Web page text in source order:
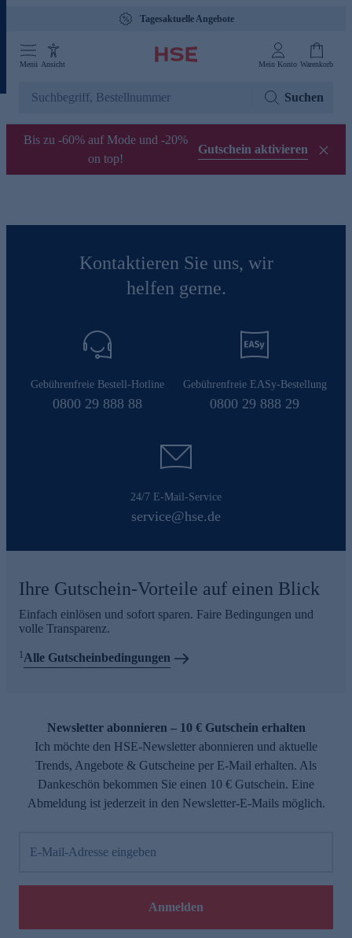
Tagesaktuelle Angebote
Menü Ansicht Mein Konto Warenkorb
Suchen
Bis zu -60% auf Mode und -20%
on top!
Gutschein aktivieren
Kontaktieren Sie uns, wir
helfen gerne.
Gebührenfreie Bestell-Hotline
0800 29 888 88
Gebührenfreie EASy-Bestellung
0800 29 888 29
24/7 E-Mail-Service
service@hse.de
Ihre Gutschein-Vorteile auf einen Blick
Einfach einlösen und sofort sparen. Faire Bedingungen und
volle Transparenz.
1Alle Gutscheinbedingungen
Newsletter abonnieren – 10 € Gutschein erhalten
Ich möchte den HSE-Newsletter abonnieren und aktuelle
Trends, Angebote & Gutscheine per E-Mail erhalten. Als
Dankeschön bekommen Sie einen 10 € Gutschein. Eine
Abmeldung ist jederzeit in den Newsletter-E-Mails möglich.
E-Mail-Adresse eingeben
Anmelden